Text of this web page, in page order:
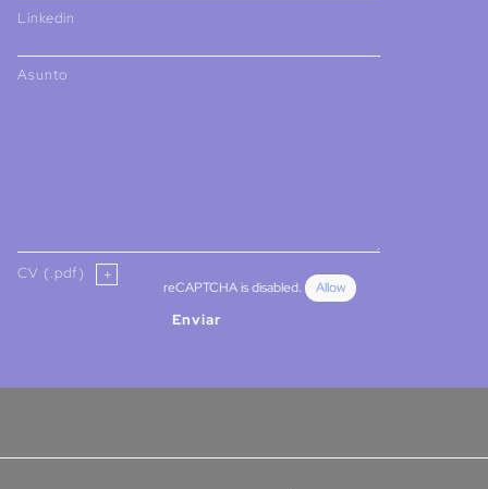
Linkedin
Asunto
CV (.pdf)
reCAPTCHA is disabled. Allow
Enviar